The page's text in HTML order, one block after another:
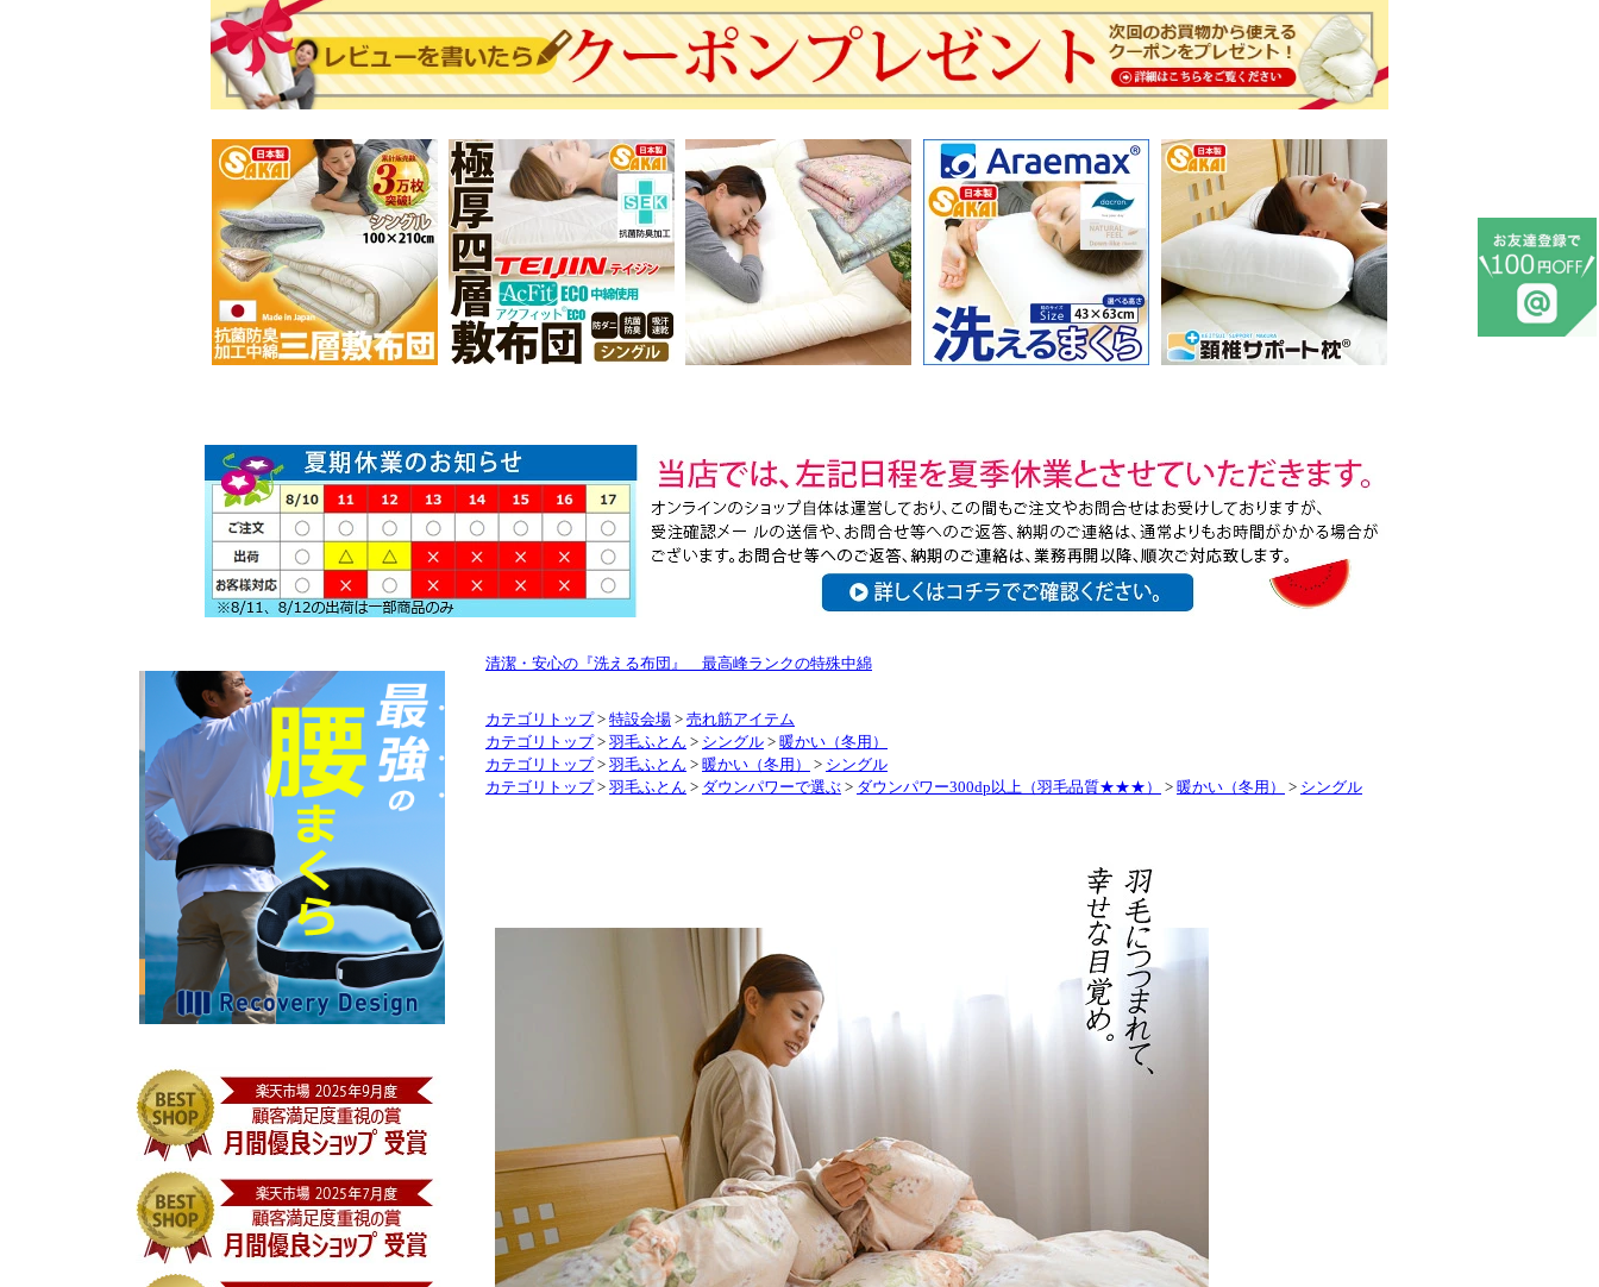
清潔・安心の『洗える布団』 最高峰ランクの特殊中綿
カテゴリトップ > 特設会場 > 売れ筋アイテム
カテゴリトップ > 羽毛ふとん > シングル > 暖かい（冬用）
カテゴリトップ > 羽毛ふとん > 暖かい（冬用） > シングル
カテゴリトップ > 羽毛ふとん > ダウンパワーで選ぶ > ダウンパワー300dp以上（羽毛品質★★★） > 暖かい（冬用） > シングル